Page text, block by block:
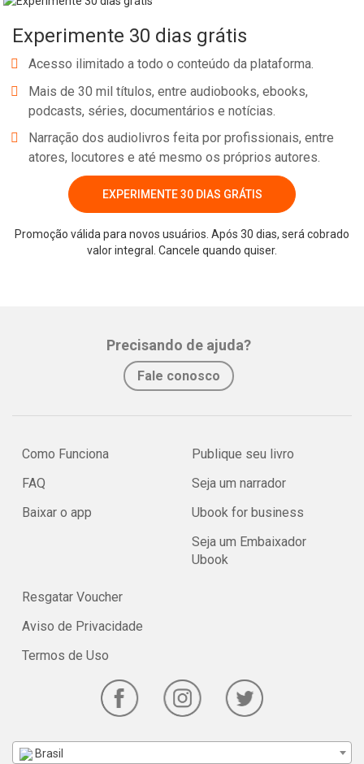
Experimente 30 dias grátis
Acesso ilimitado a todo o conteúdo da plataforma.
Mais de 30 mil títulos, entre audiobooks, ebooks,
podcasts, séries, documentários e notícias.
Narração dos audiolivros feita por profissionais, entre
atores, locutores e até mesmo os próprios autores.
EXPERIMENTE 30 DIAS GRÁTIS
Promoção válida para novos usuários. Após 30 dias, será cobrado
valor integral. Cancele quando quiser.
Precisando de ajuda?
Fale conosco
Como Funciona
FAQ
Baixar o app
Publique seu livro
Seja um narrador
Ubook for business
Seja um Embaixador
Ubook
Resgatar Voucher
Aviso de Privacidade
Termos de Uso
Brasil